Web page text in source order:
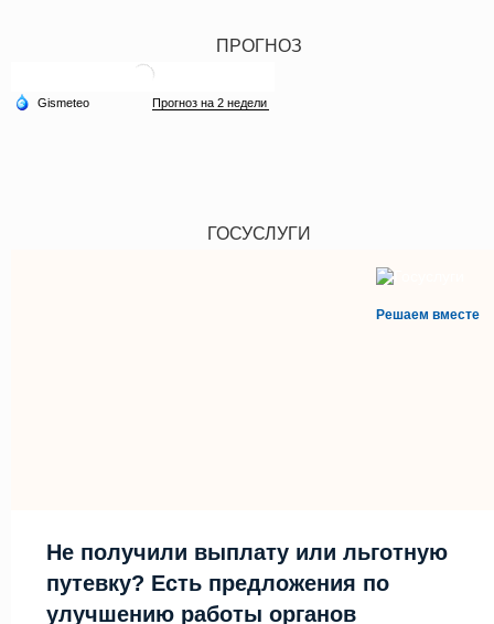
ПРОГНОЗ
ГОСУСЛУГИ
Решаем вместе
Не получили выплату или льготную
путевку? Есть предложения по
улучшению работы органов